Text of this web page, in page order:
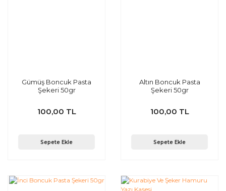
Gümüş Boncuk Pasta
Şekeri 50gr
100,00 TL
Sepete Ekle
Altın Boncuk Pasta
Şekeri 50gr
100,00 TL
Sepete Ekle